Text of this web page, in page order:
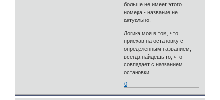
больше не имеет этого
номера - название не
актуально.
Логика моя в том, что
приехав на остановку с
определенным названием,
всегда найдешь то, что
совпадает с названием
остановки.
0